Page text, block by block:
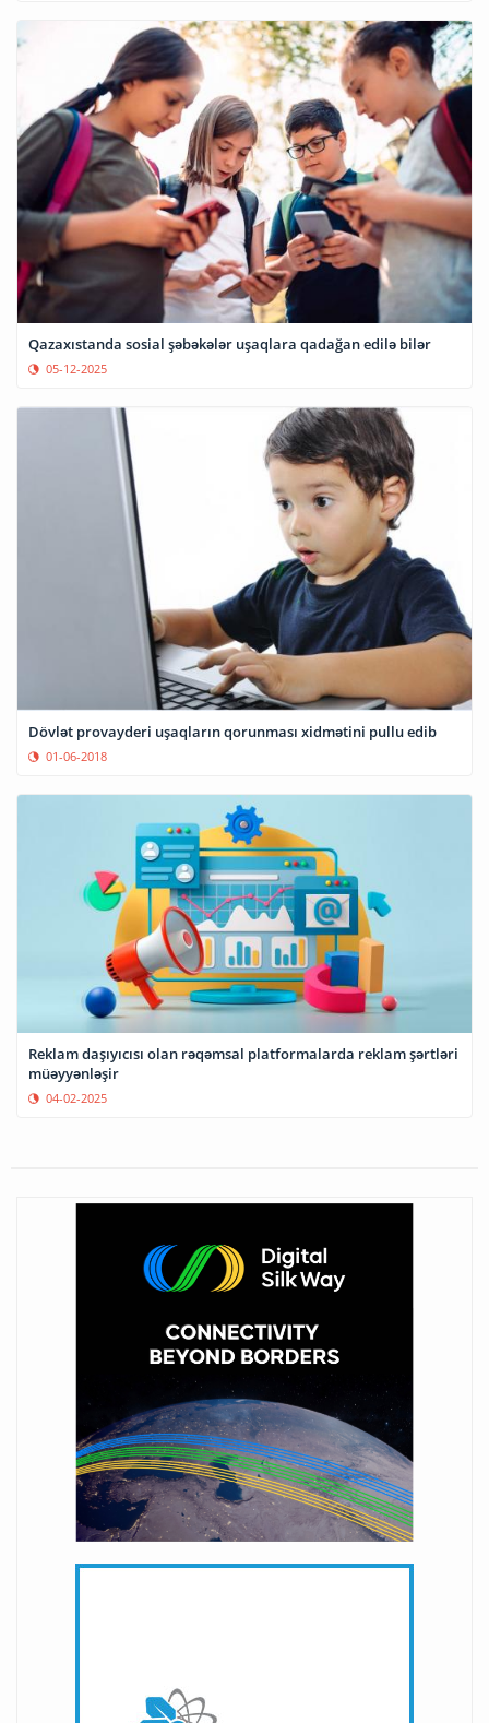
Qazaxıstanda sosial şəbəkələr uşaqlara qadağan edilə bilər
05-12-2025
Dövlət provayderi uşaqların qorunması xidmətini pullu edib
01-06-2018
Reklam daşıyıcısı olan rəqəmsal platformalarda reklam şərtləri
müəyyənləşir
04-02-2025